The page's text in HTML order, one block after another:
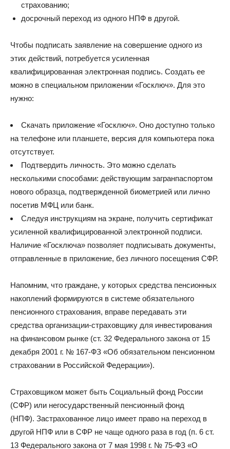
страхованию;
досрочный переход из одного НПФ в другой.
Чтобы подписать заявление на совершение одного из
этих действий, потребуется усиленная
квалифицированная электронная подпись. Создать ее
можно в специальном приложении «Госключ». Для это
нужно:
Скачать приложение «Госключ». Оно доступно только
на телефоне или планшете, версия для компьютера пока
отсутствует.
Подтвердить личность. Это можно сделать
несколькими способами: действующим загранпаспортом
нового образца, подтвержденной биометрией или лично
посетив МФЦ или банк.
Следуя инструкциям на экране, получить сертификат
усиленной квалифицированной электронной подписи.
Наличие «Госключа» позволяет подписывать документы,
отправленные в приложение, без личного посещения СФР.
Напомним, что граждане, у которых средства пенсионных
накоплений формируются в системе обязательного
пенсионного страхования, вправе передавать эти
средства организации-страховщику для инвестирования
на финансовом рынке (ст. 32 Федерального закона от 15
декабря 2001 г. № 167-ФЗ «Об обязательном пенсионном
страховании в Российской Федерации»).
Страховщиком может быть Социальный фонд России
(СФР) или негосударственный пенсионный фонд
(НПФ). Застрахованное лицо имеет право на переход в
другой НПФ или в СФР не чаще одного раза в год (п. 6 ст.
13 Федерального закона от 7 мая 1998 г. № 75-ФЗ «О